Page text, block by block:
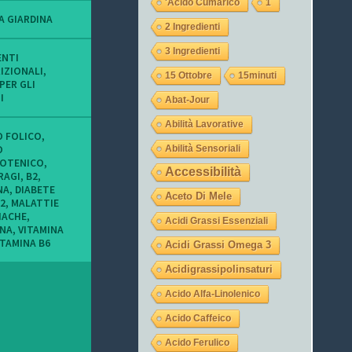
GIARDINA
,
GLI
FOLICO,
,
, B2,
, DIABETE
, MALATTIE
,
, VITAMINA
B6
o
f
i
l
o
d
i
t
u
c
o
n
i
m
i
e
i
o
c
c
h
i
s
u
F
a
c
e
o
f
i
l
o
d
L
u
r
a
_
o
c
c
h
i
9
s
u
T
w
i
t
t
e
r
o
f
d
i
s
t
a
g
r
a
m
'acido Cumarico 1
2 Ingredienti
3 Ingredienti
15 Ottobre 15minuti
Abat-Jour
Abilità Lavorative
Abilità Sensoriali
Accessibilità
Aceto Di Mele
Acidi Grassi Essenziali
Acidi Grassi Omega 3
Acidigrassipolinsaturi
Acido Alfa-Linolenico
Acido Caffeico
Acido Ferulico